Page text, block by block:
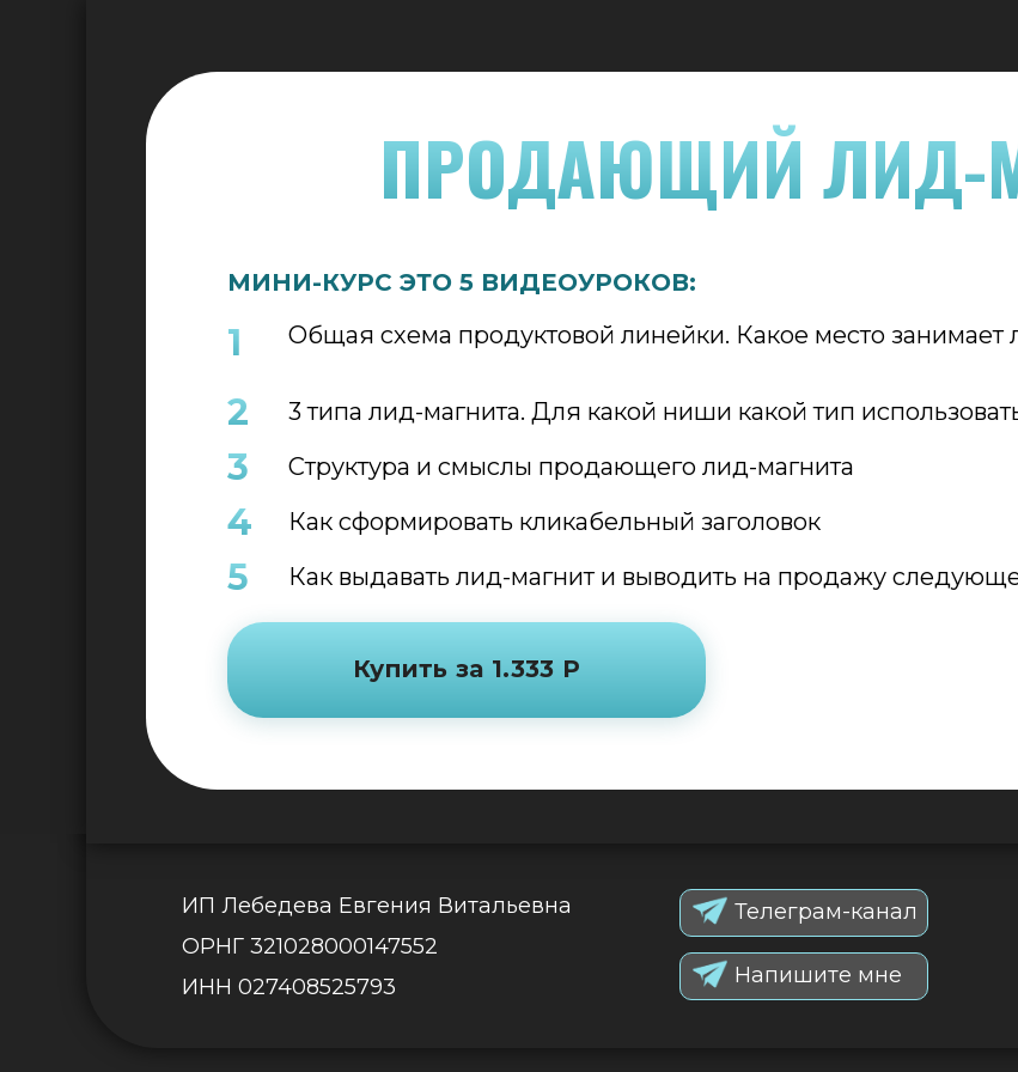
ПРОДАЮЩИЙ ЛИД-
Структура и смыслы продающего лид-магнита
3
3 типа лид-магнита. Для какой ниши какой тип
2
Как сформировать кликабельный заголовок
4
Как выдавать лид-магнит и выводить на продажу
5
Общая схема продуктовой линейки. Какое место занимает
1
МИНИ-КУРС ЭТО 5 ВИДЕОУРОКОВ:
Купить за 1.333 Р
ОРНГ 321028000147552
ИП Лебедева Евгения Витальевна
ИНН 027408525793
Напишите мне
Телеграм-канал